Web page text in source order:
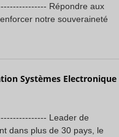
Répondre aux
notre souveraineté
Systèmes Electronique
Leader de
dans plus de 30 pays, le